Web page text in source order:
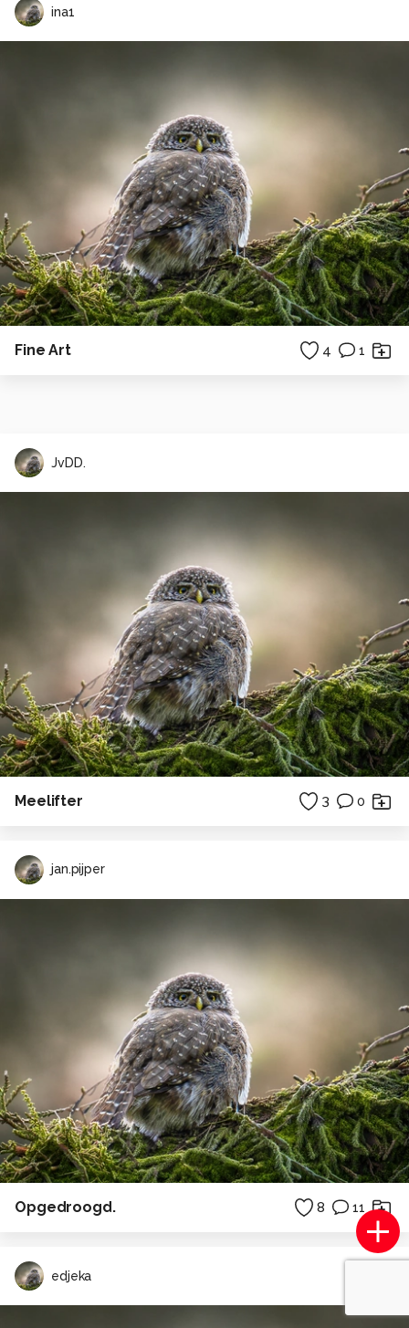
ina1
Fine Art 4 1
JvDD.
Meelifter 3 0
jan.pijper
Opgedroogd. 8 11
edjeka